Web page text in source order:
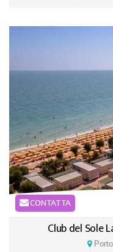
CONTATTA
Club del Sole
Porto